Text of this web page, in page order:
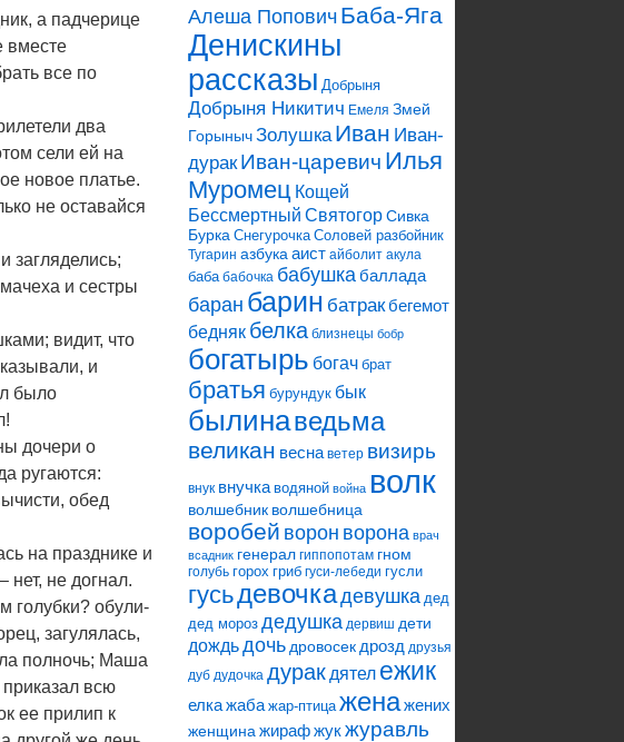
а падчерице
вместе
все по
два
сели ей на
новое платье.
не оставайся
загляделись;
и сестры
видит, что
и
было
дочери о
ругаются:
обед
на празднике и
нет, не догнал.
голубки? обули-
загулялась,
полночь; Маша
приказал всю
ее прилип к
Алеша Попович Баба-Яга
Денискины
рассказы Добрыня
Добрыня Никитич Емеля Змей
ГорынычЗолушка Иван Иван-
дурак Иван-царевич Илья
Муромец Кощей
Бессмертный СвятогорСивка
Бурка Снегурочка Соловей разбойник
Тугарин азбука аист айболит акула
баба бабочка бабушкабаллада
баран барин батракбегемот
бедняк белка близнецы бобр
богатырь богач брат
братья бурундук бык
былинаведьма
великан весна ветер визирь
внук внучка водяной война волк
волшебник волшебница
воробей ворон ворона врач
всадник генерал гиппопотам гном
голубь горох гриб гуси-лебеди гусли
гусьдевочкадевушка дед
дед мороз дедушка дервиш дети
дождьдочь дровосек дрозд друзья
дуб дудочка дурак дятел ежик
елкажаба жар-птица женажених
женщина жирафжукжуравль